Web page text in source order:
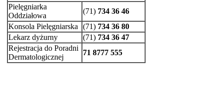
Pielęgniarka
Oddziałowa
(71) 734 36 46
Konsola Pielęgniarska
(71) 734 36 80
Lekarz dyżurny
(71) 734 36 47
Rejestracja do Poradni
Dermatologicznej
71 8777 555